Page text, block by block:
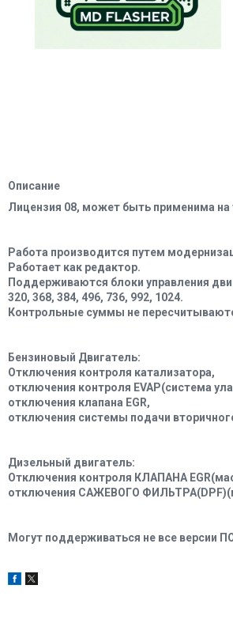
Описание
Лицензия 08, может быть применима на
Работа производится путем
Работает как редактор.
Поддерживаются блоки управления
320, 368, 384, 496, 736, 992, 1024.
Контрольные суммы не
Бензиновый Двигатель:
Отключения контроля катализатора,
отключения контроля EVAP(система
отключения клапана EGR,
отключения системы подачи
Дизельный двигатель:
Отключения контроля КЛАПАНА
отключения САЖЕВОГО
Могут поддерживаться не все версии